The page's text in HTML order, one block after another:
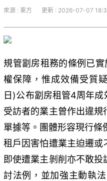
來源 : 東方 更新 : 2026-07-07
規管劏房租務的條例已
權保障，惟成效備受質
日)公布劏房租管4周年
受訪者的業主曾作出違
單據等。團體形容現行條
租戶因害怕遭業主迫遷或
即使遭業主剝削亦不敢
討法例，並加強主動執